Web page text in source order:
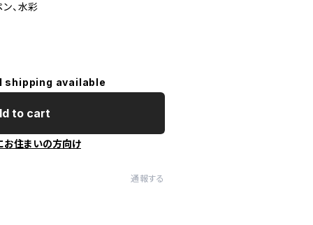
ン、水彩
shipping available
to cart
お住まいの方向け
通報する